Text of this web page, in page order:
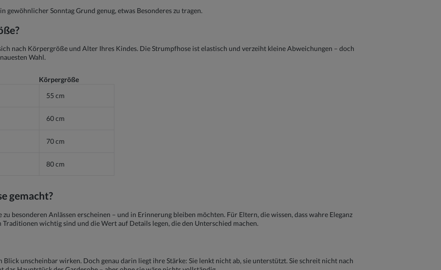
gewöhnlicher Sonntag Grund genug, etwas Besonderes zu tragen.
nach Körpergröße und Alter Ihres Kindes. Die Strumpfhose ist elastisch und verzeiht kleine Abweichungen – doch
Wahl.
Körpergröße
55 cm
60 cm
70 cm
80 cm
gemacht?
besonderen Anlässen erscheinen – und in Erinnerung bleiben möchten. Für Eltern, die wissen, dass wahre Eleganz
wichtig sind und die Wert auf Details legen, die den Unterschied machen.
Blick unscheinbar wirken. Doch genau darin liegt ihre Stärke: Sie lenkt nicht ab, sie unterstützt. Sie schreit nicht nach